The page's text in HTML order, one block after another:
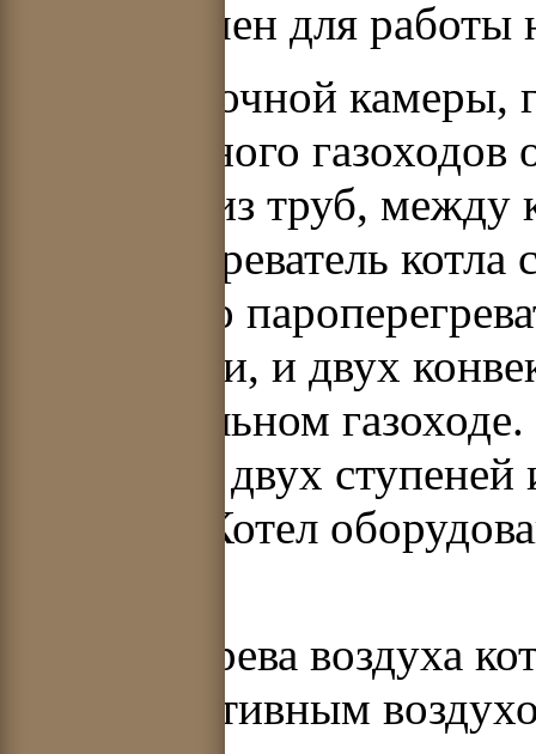
предназначен для
Стены топочной камеры,
конвективного
панелями из труб,
Пароперегреватель
ширмового
части топки, и двух
горизонтальном
состоит из двух
газоходе. Котел
Для подогрева воздуха
и регенеративным